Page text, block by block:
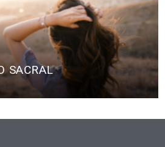
SACRAL